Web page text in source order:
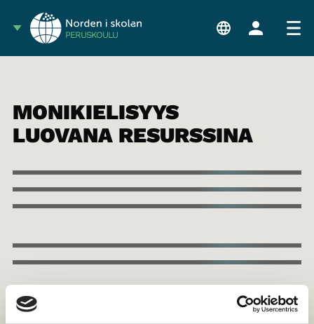
PERUSKOULU
MONIKIELISYYS
LUOVANA RESURSSINA